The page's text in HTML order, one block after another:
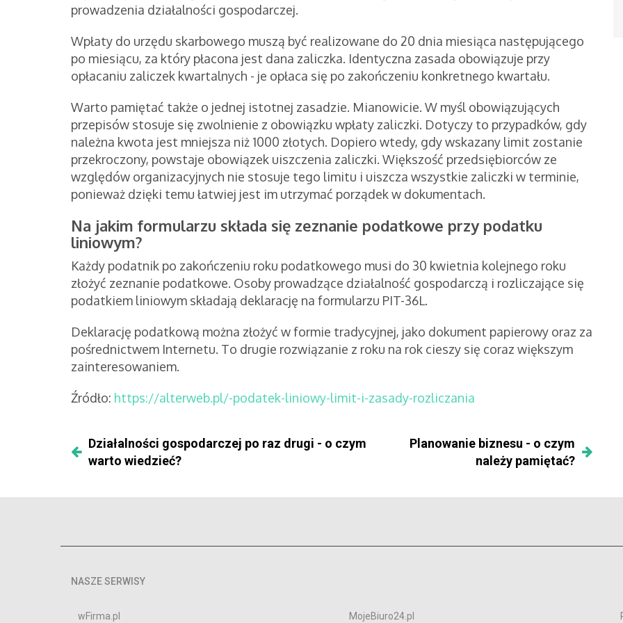
prowadzenia działalności gospodarczej.
Wpłaty do urzędu skarbowego muszą być realizowane do 20 dnia miesiąca następującego
po miesiącu, za który płacona jest dana zaliczka. Identyczna zasada obowiązuje przy
opłacaniu zaliczek kwartalnych - je opłaca się po zakończeniu konkretnego kwartału.
Warto pamiętać także o jednej istotnej zasadzie. Mianowicie. W myśl obowiązujących
przepisów stosuje się zwolnienie z obowiązku wpłaty zaliczki. Dotyczy to przypadków, gdy
należna kwota jest mniejsza niż 1000 złotych. Dopiero wtedy, gdy wskazany limit zostanie
przekroczony, powstaje obowiązek uiszczenia zaliczki. Większość przedsiębiorców ze
względów organizacyjnych nie stosuje tego limitu i uiszcza wszystkie zaliczki w terminie,
ponieważ dzięki temu łatwiej jest im utrzymać porządek w dokumentach.
Na jakim formularzu składa się zeznanie podatkowe przy podatku
liniowym?
Każdy podatnik po zakończeniu roku podatkowego musi do 30 kwietnia kolejnego roku
złożyć zeznanie podatkowe. Osoby prowadzące działalność gospodarczą i rozliczające się
podatkiem liniowym składają deklarację na formularzu PIT-36L.
Deklarację podatkową można złożyć w formie tradycyjnej, jako dokument papierowy oraz za
pośrednictwem Internetu. To drugie rozwiązanie z roku na rok cieszy się coraz większym
zainteresowaniem.
Źródło: https://alterweb.pl/-podatek-liniowy-limit-i-zasady-rozliczania
Działalności gospodarczej po raz drugi - o czym
warto wiedzieć?
Planowanie biznesu - o czym
należy pamiętać?
NASZE SERWISY
wFirma.pl MojeBiuro24.pl